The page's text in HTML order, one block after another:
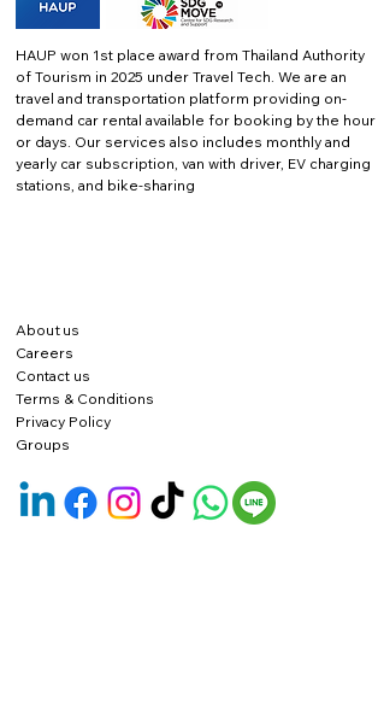
HAUP won 1st place award from Thailand Authority
of Tourism in 2025 under Travel Tech. We are an
travel and transportation platform providing on-
demand car rental available for booking by the hour
or days. Our services also includes monthly and
yearly car subscription, van with driver, EV charging
stations, and bike-sharing
About us
Careers
Contact us
Terms & Conditions
Privacy Policy
Groups